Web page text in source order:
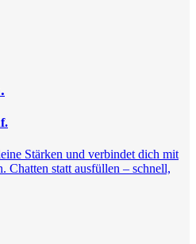
Stärken und verbindet dich mit
Chatten statt ausfüllen – schnell,